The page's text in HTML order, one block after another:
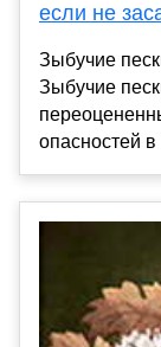
если не
Зыбучие
Зыбучие
опасностей